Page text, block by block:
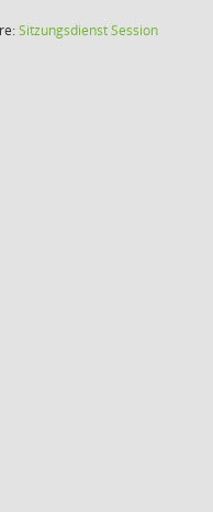
SitzungsdienstSession(Wird in